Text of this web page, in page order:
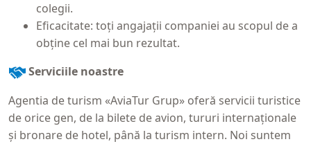
colegii.
Eficacitate: toţi angajaţii companiei au scopul de a
obţine cel mai bun rezultat.
Serviciile noastre
Agentia de turism «AviaTur Grup» oferă servicii turistice
de orice gen, de la bilete de avion, tururi internaţionale
şi bronare de hotel, până la turism intern. Noi suntem